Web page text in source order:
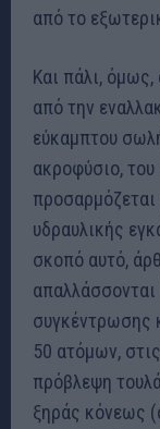
από το
Και πάλι,
από την
εύκαμπτου
ακροφύσιο,
υδραυλικής
σκοπό αυτό,
απαλλάσσονται
συγκέντρωσης
50 ατόμων,
πρόβλεψη
ξηράς κόνεως